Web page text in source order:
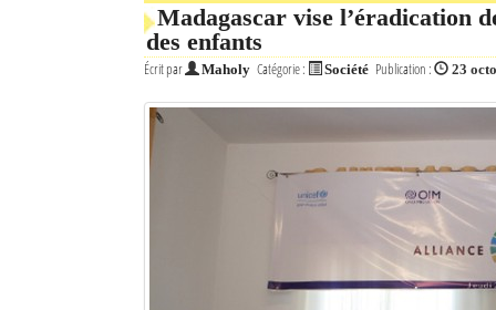
Madagascar vise l’éradication
des enfants
Écrit par Maholy Catégorie : Société Publication : 23